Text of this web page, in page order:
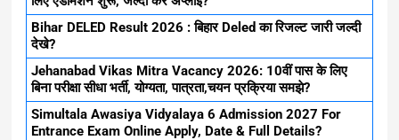
Bihar DELED Result 2026 : बिहार Deled का रिजल्ट जारी जल्दी
देखे?
Jehanabad Vikas Mitra Vacancy 2026: 10वीं पास के लिए
बिना परीक्षा सीधा भर्ती, योग्यता, पात्रता,चयन प्रक्रिया समझे?
Simultala Awasiya Vidyalaya 6 Admission 2027 For
Entrance Exam Online Apply, Date & Full Details?